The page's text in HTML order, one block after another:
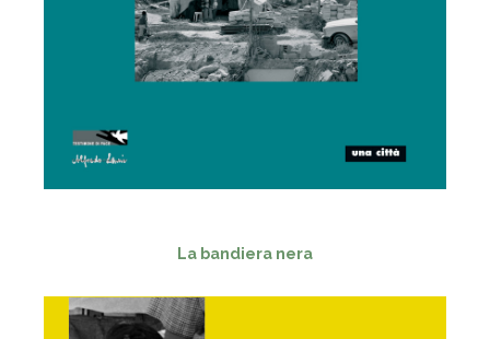
La bandiera nera